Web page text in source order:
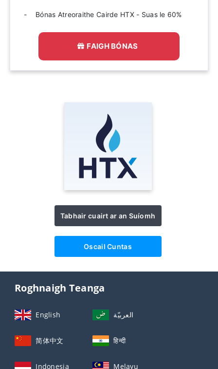
Bónas Atreoraithe Cairde HTX - Suas le 60%
FAIGH BÓNAS
Tabhair cuairt ar an Suíomh
Oscail Cuntas
Roghnaigh Teanga
English العربيّة
简体中文 हिन्दी
Indonesia Melayu